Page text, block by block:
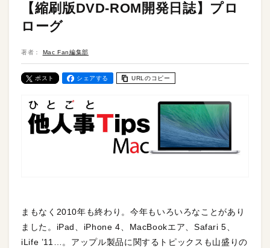
【縮刷版DVD-ROM開発日誌】プロ
ローグ
著者： Mac Fan編集部
ポスト シェアする URLのコピー
まもなく2010年も終わり。今年もいろいろなことがあり
ました。iPad、iPhone 4、MacBookエア、Safari 5、
iLife ’11…。アップル製品に関するトピックスも山盛りの